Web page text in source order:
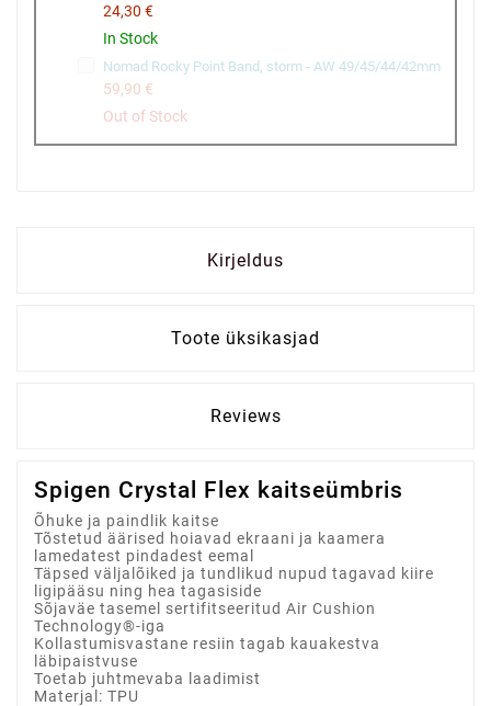
24,30 €
In Stock
Nomad Rocky Point Band, storm - AW 49/45/44/42mm
59,90 €
Out of Stock
Kirjeldus
Toote üksikasjad
Reviews
Spigen Crystal Flex kaitseümbris
Õhuke ja paindlik kaitse
Tõstetud äärised hoiavad ekraani ja kaamera
lamedatest pindadest eemal
Täpsed väljalõiked ja tundlikud nupud tagavad kiire
ligipääsu ning hea tagasiside
Sõjaväe tasemel sertifitseeritud Air Cushion
Technology®-iga
Kollastumisvastane resiin tagab kauakestva
läbipaistvuse
Toetab juhtmevaba laadimist
Materjal: TPU